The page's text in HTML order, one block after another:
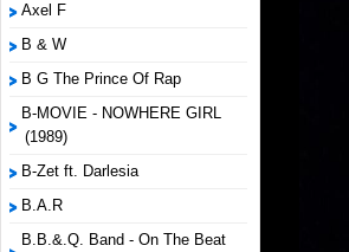
Axel F
B & W
B G The Prince Of Rap
B-MOVIE - NOWHERE GIRL
(1989)
B-Zet ft. Darlesia
B.A.R
B.B.&.Q. Band - On The Beat